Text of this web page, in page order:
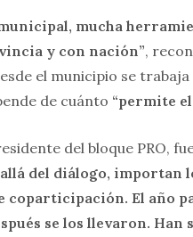
mucha
y con nación”,
el municipio se
de cuánto “permite
del bloque PRO,
allá del diálogo, importan
coparticipación. El año
se los llevaron. Han